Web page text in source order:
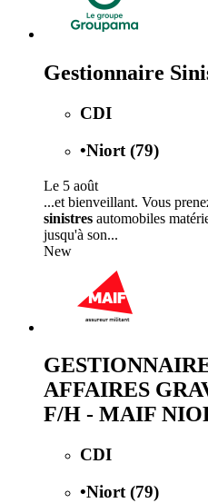
Gestionnaire
CDI
•Niort (79)
Le 5 août
...et bienveillant. Vous
sinistres automobiles
jusqu'à son...
New
AFFAIRES
F/H - MAIF
CDI
•Niort (79)